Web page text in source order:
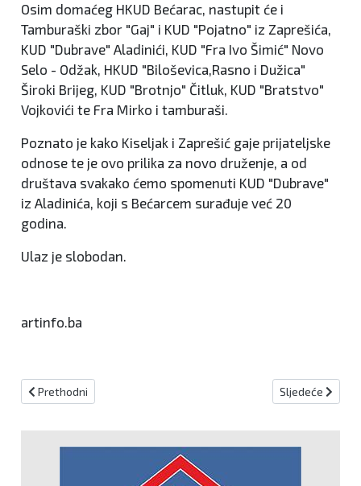
Osim domaćeg HKUD Bećarac, nastupit će i
Tamburaški zbor "Gaj" i KUD "Pojatno" iz Zaprešića,
KUD "Dubrave" Aladinići, KUD "Fra Ivo Šimić" Novo
Selo - Odžak, HKUD "Biloševica,Rasno i Dužica"
Široki Brijeg, KUD "Brotnjo" Čitluk, KUD "Bratstvo"
Vojkovići te Fra Mirko i tamburaši.
Poznato je kako Kiseljak i Zaprešić gaje prijateljske
odnose te je ovo prilika za novo druženje, a od
društava svakako ćemo spomenuti KUD "Dubrave"
iz Aladinića, koji s Bećarcem surađuje već 20
godina.
Ulaz je slobodan.
artinfo.ba
Prethodni članak: Otvoren Sajam knjige 2024. u Tuzli
Prethodni Sljedeći
Sljedeće